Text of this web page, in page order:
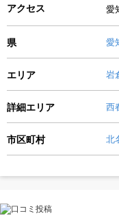
アクセス 愛
県 愛
エリア 岩
詳細エリア 西
市区町村 北